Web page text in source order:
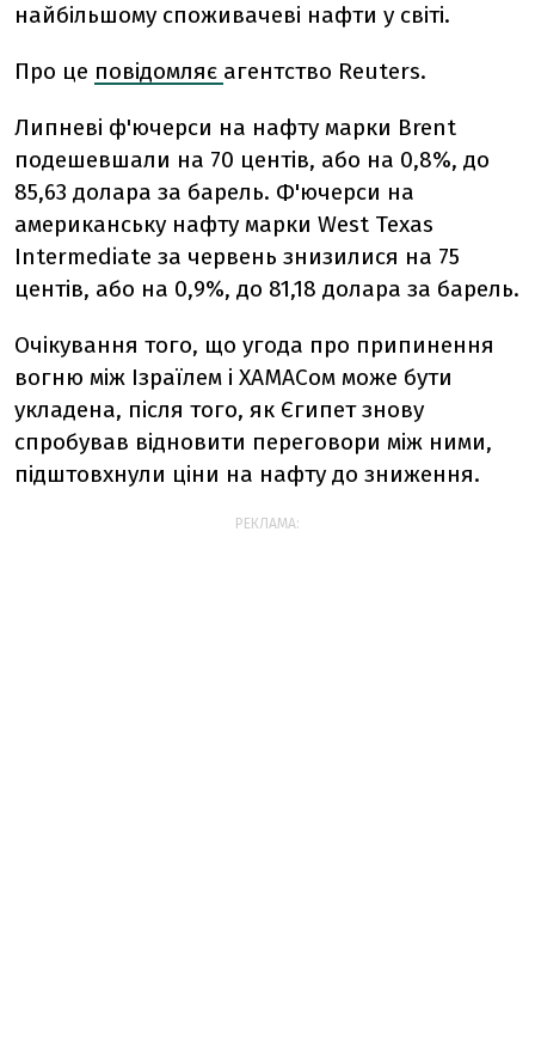
найбільшому споживачеві нафти у світі.
Про це повідомляє агентство Reuters.
Липневі ф'ючерси на нафту марки Brent
подешевшали на 70 центів, або на 0,8%, до
85,63 долара за барель. Ф'ючерси на
американську нафту марки West Texas
Intermediate за червень знизилися на 75
центів, або на 0,9%, до 81,18 долара за барель.
Очікування того, що угода про припинення
вогню між Ізраїлем і ХАМАСом може бути
укладена, після того, як Єгипет знову
спробував відновити переговори між ними,
підштовхнули ціни на нафту до зниження.
РЕКЛАМА: